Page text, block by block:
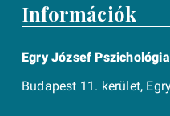
Információk
Egry József
Budapest 11. kerület,